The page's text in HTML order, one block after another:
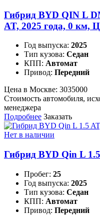
Гибрид BYD QIN L
AT, 2025 года, 0 км,
Год выпуска: 2025
Тип кузова: Седан
КПП: Автомат
Привод: Передний
Цена в Москве: 3035000
Стоимость автомобиля,
менеджера
Подробнее Заказать
Нет в наличии
Гибрид BYD Qin L
Пробег: 25
Год выпуска: 2025
Тип кузова: Седан
КПП: Автомат
Привод: Передний